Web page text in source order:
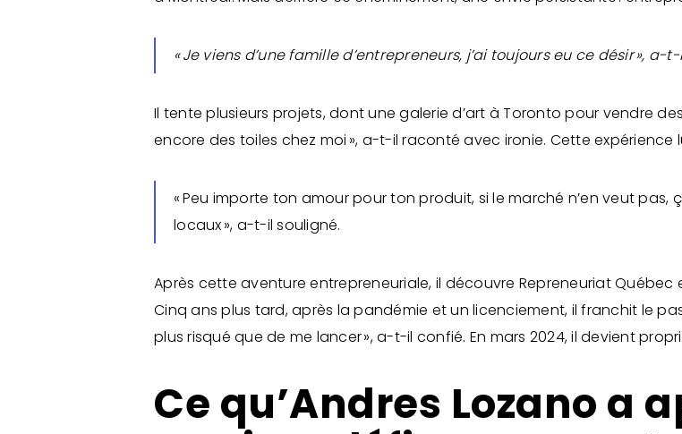
« Je viens d’une famille d’entrepreneurs, j’ai toujours eu ce désir »,
Il tente plusieurs projets, dont une galerie d’art à Toronto pour vendre
encore des toiles chez moi », a-t-il raconté avec ironie. Cette expérience
« Peu importe ton amour pour ton produit, si le marché n’en veut
locaux », a-t-il souligné.
Après cette aventure entrepreneuriale, il découvre Repreneuriat Québec
Cinq ans plus tard, après la pandémie et un licenciement, il franchit le
plus risqué que de me lancer », a-t-il confié. En mars 2024, il devient
Ce qu’Andres Lozano a